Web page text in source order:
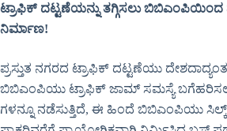
ಟ್ರಾಫಿಕ್ ದಟ್ಟಣೆಯನ್ನು ತಗ್ಗಿಸಲು ಬಿಬಿಎಂಪಿಯಿಂದ
ನಿರ್ಮಾಣ!
ಪ್ರಸ್ತುತ ನಗರದ ಟ್ರಾಫಿಕ್ ದಟ್ಟಣೆಯು
ಬಿಬಿಎಂಪಿಯು ಟ್ರಾಫಿಕ್ ಜಾಮ್ ಸಮಸ್ಯೆ ಬಗೆಹರಿಸಲು
ಗಳನ್ನೂ ನಡೆಸುತ್ತಿದೆ, ಈ ಹಿಂದೆ ಬಿಬಿಎಂಪಿಯು